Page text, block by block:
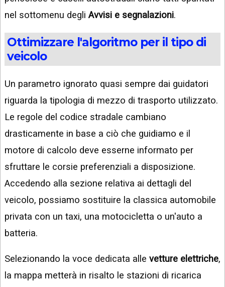
nel sottomenu degli Avvisi e segnalazioni.
Ottimizzare l'algoritmo per il tipo di
veicolo
Un parametro ignorato quasi sempre dai guidatori
riguarda la tipologia di mezzo di trasporto utilizzato.
Le regole del codice stradale cambiano
drasticamente in base a ciò che guidiamo e il
motore di calcolo deve esserne informato per
sfruttare le corsie preferenziali a disposizione.
Accedendo alla sezione relativa ai dettagli del
veicolo, possiamo sostituire la classica automobile
privata con un taxi, una motocicletta o un'auto a
batteria.
Selezionando la voce dedicata alle vetture elettriche,
la mappa metterà in risalto le stazioni di ricarica